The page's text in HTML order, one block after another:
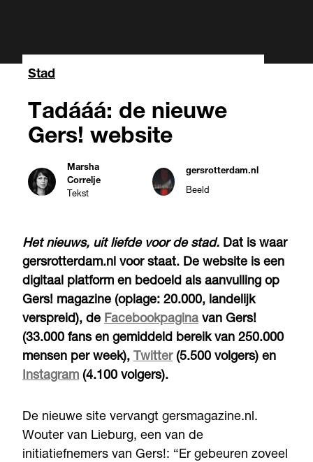
Stad
Tadááá: de nieuwe
Gers! website
Marsha
Correlje
Tekst
gersrotterdam.nl
Beeld
Het nieuws, uit liefde voor de stad. Dat is waar
gersrotterdam.nl voor staat. De website is een
digitaal platform en bedoeld als aanvulling op
Gers! magazine (oplage: 20.000, landelijk
verspreid), de Facebookpagina van Gers!
(33.000 fans en gemiddeld bereik van 250.000
mensen per week), Twitter(5.500 volgers) en
Instagram (4.100 volgers).
De nieuwe site vervangt gersmagazine.nl.
Wouter van Lieburg, een van de
initiatiefnemers van Gers!: “Er gebeuren zoveel